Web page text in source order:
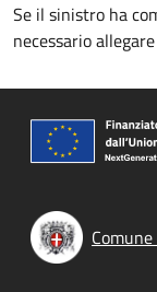
Se il sinistro ha
necessario